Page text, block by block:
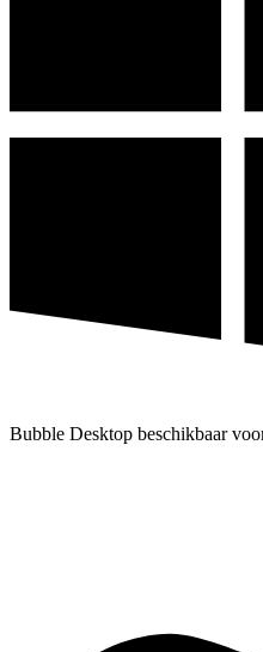
Bubble Desktop beschikbaar